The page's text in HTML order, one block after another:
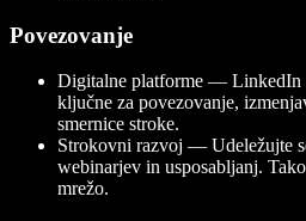
Povezovanje
Digitalne platforme — LinkedIn
ključne za povezovanje,
smernice stroke.
Strokovni razvoj — Udeležujte
webinarjev in usposabljanj.
mrežo.